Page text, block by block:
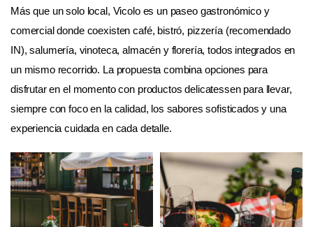
Más que un solo local, Vicolo es un paseo gastronómico y
comercial donde coexisten café, bistró, pizzería (recomendado
IN), salumería, vinoteca, almacén y florería, todos integrados en
un mismo recorrido. La propuesta combina opciones para
disfrutar en el momento con productos delicatessen para llevar,
siempre con foco en la calidad, los sabores sofisticados y una
experiencia cuidada en cada detalle.